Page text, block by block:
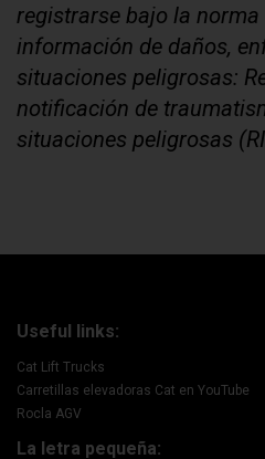
registrarse bajo la
información de daños,
situaciones peligrosas:
notificación de
situaciones peligrosas
Useful links:
Cat Lift Trucks
Carretillas elevadoras Cat en YouTube
Rocla AGV
La letra pequeña: